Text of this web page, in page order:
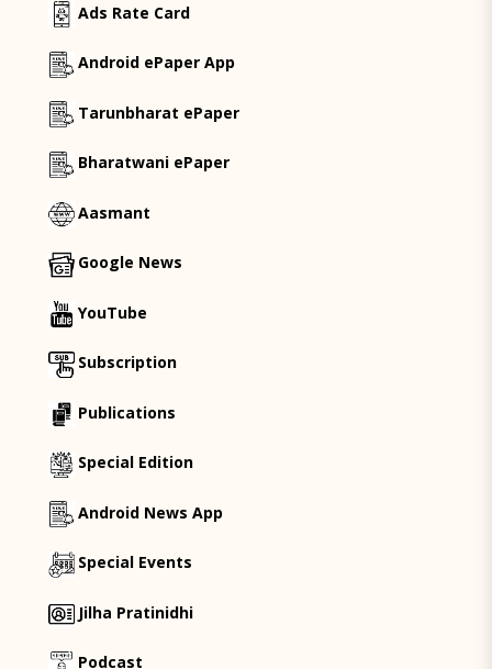
Ads Rate Card
Android ePaper App
Tarunbharat ePaper
Bharatwani ePaper
Aasmant
Google News
YouTube
Subscription
Publications
Special Edition
Android News App
Special Events
Jilha Pratinidhi
Podcast